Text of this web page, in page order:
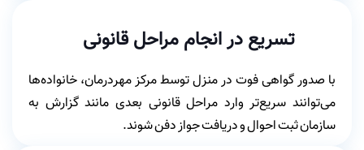
تسریع در انجام مراحل قانونی
با صدور گواهی فوت در منزل توسط مرکز مهردرمان، خانواده‌ها
می‌توانند سریع‌تر وارد مراحل قانونی بعدی مانند گزارش به
سازمان ثبت احوال و دریافت جواز دفن شوند.